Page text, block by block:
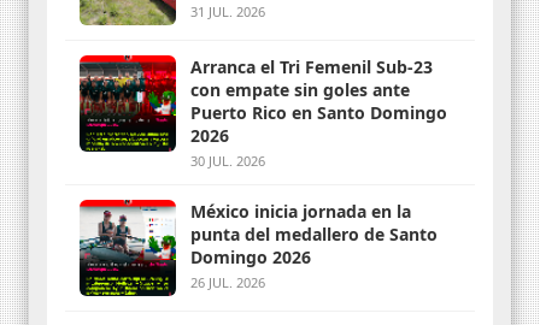
31 JUL. 2026
Arranca el Tri Femenil Sub-23
con empate sin goles ante
Puerto Rico en Santo Domingo
2026
30 JUL. 2026
México inicia jornada en la
punta del medallero de Santo
Domingo 2026
26 JUL. 2026